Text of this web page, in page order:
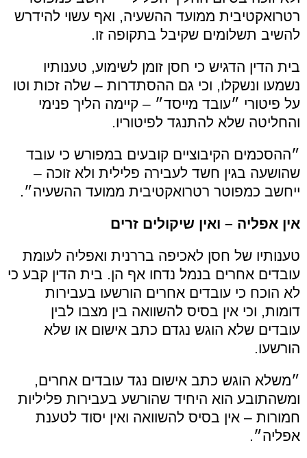
רטרואקטיבית ממועד ההשעיה, ואף עשוי להידרש
להשיב תשלומים שקיבל בתקופה זו.
בית הדין הדגיש כי חסן זומן לשימוע, טענותיו
נשמעו ונשקלו, וכי גם ההסתדרות – שלה זכות וטו
על פיטורי ״עובד מייסד״ – קיימה הליך פנימי
והחליטה שלא להתנגד לפיטוריו.
״ההסכמים הקיבוציים קובעים במפורש כי עובד
שהושעה בגין חשד לעבירה פלילית ולא זוכה –
ייחשב כמפוטר רטרואקטיבית ממועד ההשעיה״.
אין אפליה – ואין שיקולים זרים
טענותיו של חסן לאכיפה בררנית ואפליה לעומת
עובדים אחרים בנמל נדחו אף הן. בית הדין קבע כי
לא הוכח כי עובדים אחרים הורשעו בעבירות
דומות, וכי אין בסיס להשוואה בין מצבו לבין
עובדים שלא הוגש נגדם כתב אישום או שלא
הורשעו.
״משלא הוגש כתב אישום נגד עובדים אחרים,
ומשהתובע הוא היחיד שהורשע בעבירות פליליות
חמורות – אין בסיס להשוואה ואין יסוד לטענת
אפליה״.